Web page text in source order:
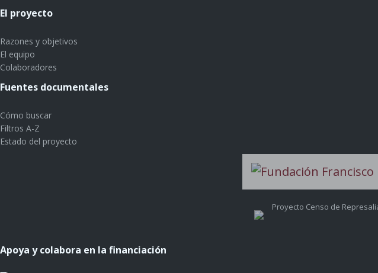
El proyecto
Razones y objetivos
El equipo
Colaboradores
Fuentes documentales
Cómo buscar
Filtros A-Z
Estado del proyecto
Proyecto Censo de
Apoya y colabora en la financiación